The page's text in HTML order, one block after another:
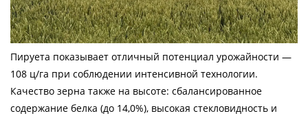
Пируета показывает отличный потенциал урожайности —
108 ц/га при соблюдении интенсивной технологии.
Качество зерна также на высоте: сбалансированное
содержание белка (до 14,0%), высокая стекловидность и